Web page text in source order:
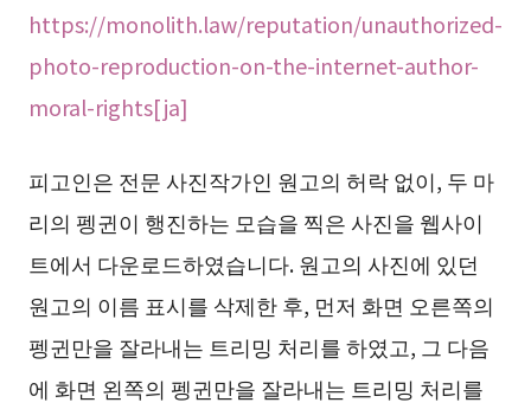
https://monolith.law/reputation/unauthorized-
photo-reproduction-on-the-internet-author-
moral-rights[ja]
피고인은 전문 사진작가인 원고의 허락 없이, 두 마
리의 펭귄이 행진하는 모습을 찍은 사진을 웹사이
트에서 다운로드하였습니다. 원고의 사진에 있던
원고의 이름 표시를 삭제한 후, 먼저 화면 오른쪽의
펭귄만을 잘라내는 트리밍 처리를 하였고, 그 다음
에 화면 왼쪽의 펭귄만을 잘라내는 트리밍 처리를